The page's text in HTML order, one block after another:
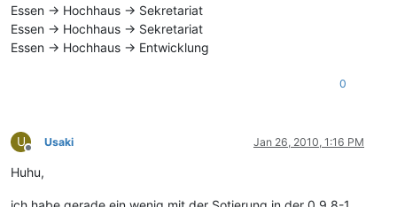
Essen -> Hochhaus -> Sekretariat
Essen -> Hochhaus -> Sekretariat
Essen -> Hochhaus -> Entwicklung
0
U
Offline
Usaki Jan 26, 2010, 1:16 PM
Huhu,